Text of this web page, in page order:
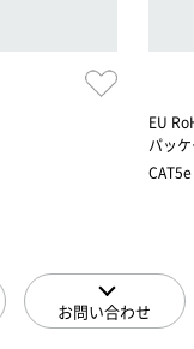
EU
パッ
お問い合わせ